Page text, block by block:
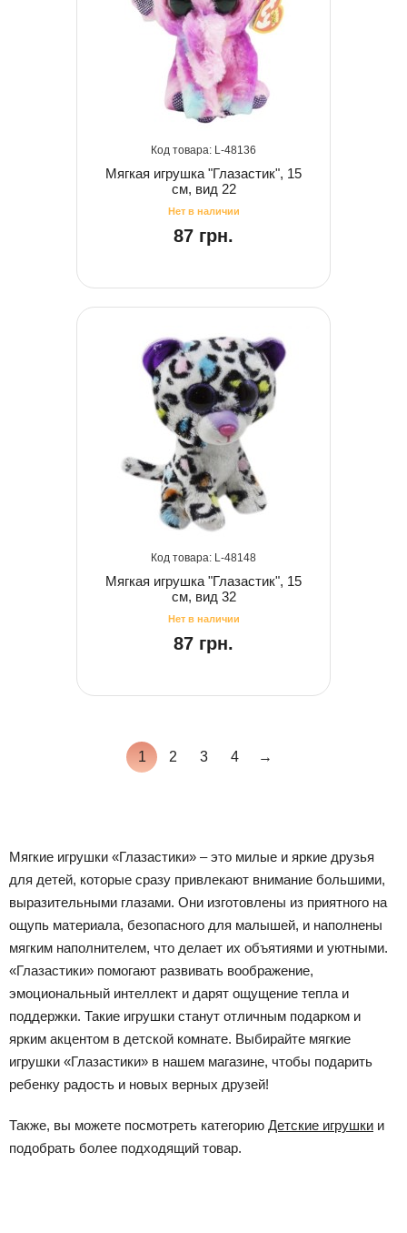
48136
Мягкая игрушка "Глазастик", 15
см, вид 22
87 грн.
48148
Мягкая игрушка "Глазастик", 15
см, вид 32
87 грн.
1 2 3 4 →
Мягкие игрушки «Глазастики» – это милые и яркие друзья
для детей, которые сразу привлекают внимание большими,
выразительными глазами. Они изготовлены из приятного на
ощупь материала, безопасного для малышей, и наполнены
мягким наполнителем, что делает их объятиями и уютными.
«Глазастики» помогают развивать воображение,
эмоциональный интеллект и дарят ощущение тепла и
поддержки. Такие игрушки станут отличным подарком и
ярким акцентом в детской комнате. Выбирайте мягкие
игрушки «Глазастики» в нашем магазине, чтобы подарить
ребенку радость и новых верных друзей!
Также, вы можете посмотреть категорию Детские игрушки и
подобрать более подходящий товар.